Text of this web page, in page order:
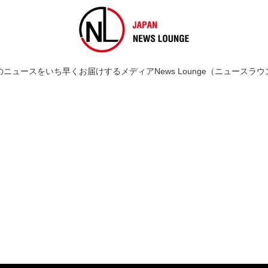
ニュースをいち早くお届けするメディアNews Lounge（ニュースラウ